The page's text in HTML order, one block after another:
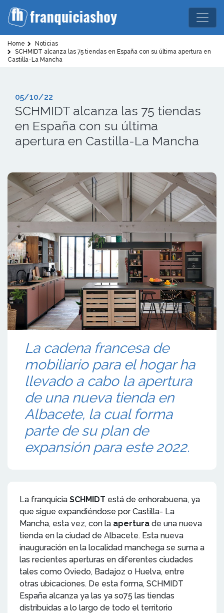
Home
Noticias
SCHMIDT alcanza las 75 tiendas en España con su última apertura en
Castilla-La Mancha
05/10/22
SCHMIDT alcanza las 75 tiendas
en España con su última
apertura en Castilla-La Mancha
La cadena francesa de
mobiliario para el hogar ha
llevado a cabo la apertura
de una nueva tienda en
Albacete, la cual forma
parte de su plan de
expansión para este 2022.
La franquicia SCHMIDT está de enhorabuena, ya
que sigue expandiéndose por Castilla- La
Mancha, esta vez, con la apertura de una nueva
tienda en la ciudad de Albacete. Esta nueva
inauguración en la localidad manchega se suma a
las recientes aperturas en diferentes ciudades
tales como Oviedo, Badajoz o Huelva, entre
otras ubicaciones. De esta forma, SCHMIDT
España alcanza ya las ya so75 las tiendas
distribuidas a lo largo de todo el territorio